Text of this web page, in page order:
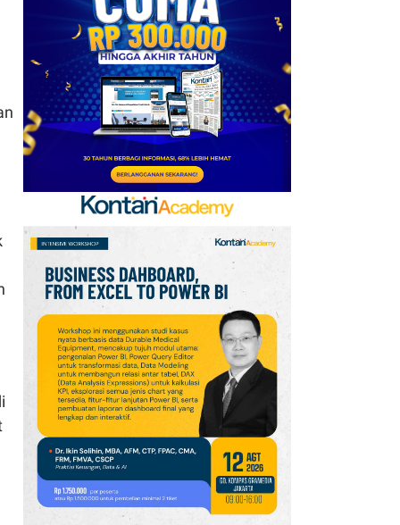
Harga Emas Melonjak ke
Level Tertinggi 7 Pekan,
Data Jobs AS Jadi
Pendorong
7
Presiden Federasi
Argentina: Lionel Messi
Sendiri yang Tentukan
Waktu Pensiun
8
Update Daftar Paspor
Terkuat di Dunia 2026:
Singapura Masih yang
Terbaik
Harga Minyak Brent Naik
US$ 1, Pasar Cemas
Perang Iran Belum
Berakhir
10 Daftar Negara dengan
Internet Termahal di
Dunia, Tembus Rp6,7
Juta per Bulan